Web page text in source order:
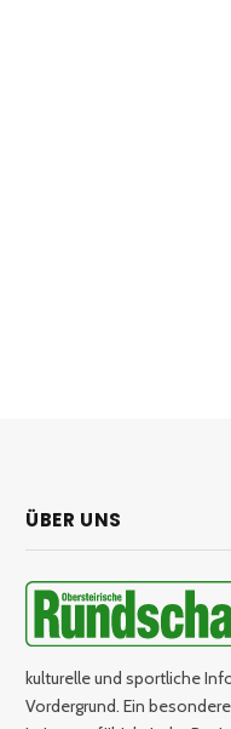
ÜBER UNS
kulturelle und sportliche
Vordergrund. Ein